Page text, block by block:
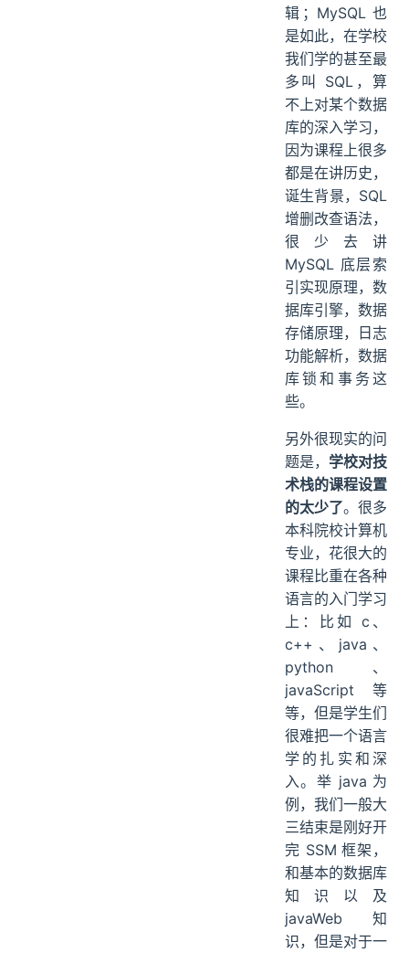
辑；MySQL 也
是如此，在学校
我们学的甚至最
多叫 SQL，算
不上对某个数据
库的深入学习，
因为课程上很多
都是在讲历史，
诞生背景，SQL
增删改查语法，
很少去讲
MySQL 底层索
引实现原理，数
据库引擎，数据
存储原理，日志
功能解析，数据
库锁和事务这
些。
另外很现实的问
题是， 学校对技
术栈的课程设置
的太少了。很多
本科院校计算机
专业，花很大的
课程比重在各种
语言的入门学习
上：比如 c、
c++、java、
python、
javaScript 等
等，但是学生们
很难把一个语言
学的扎实和深
入。举 java 为
例，我们一般大
三结束是刚好开
完 SSM 框架，
和基本的数据库
知识以及
javaWeb 知
识，但是对于一